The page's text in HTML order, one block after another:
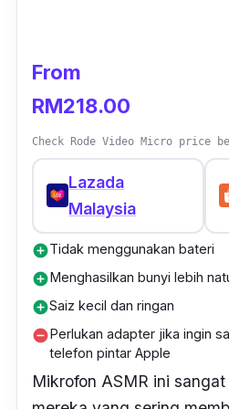
From
RM218.00
Check Rode Video Micro price
Lazada
Malaysia
add_circleTidak menggunakan bateri
add_circleMenghasilkan bunyi lebih
add_circleSaiz kecil dan ringan
remove_circlePerlukan adapter jika ingin
telefon pintar Apple
Mikrofon ASMR ini